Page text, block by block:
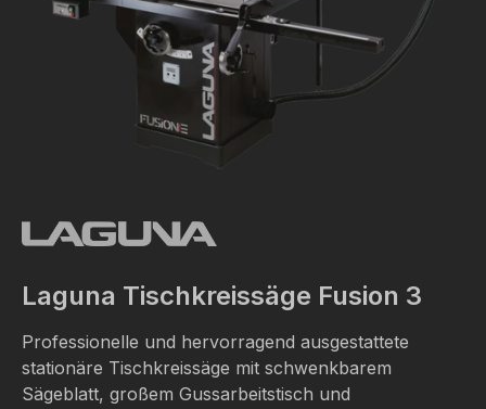
Laguna Tischkreissäge Fusion 3
Professionelle und hervorragend ausgestattete
stationäre Tischkreissäge mit schwenkbarem
Sägeblatt, großem Gussarbeitstisch und